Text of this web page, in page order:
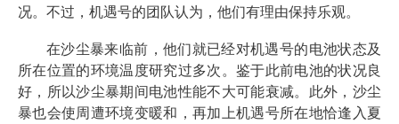
况。不过，机遇号的团队认为，他们有理由保持乐观。
在沙尘暴来临前，他们就已经对机遇号的电池状态及
所在位置的环境温度研究过多次。鉴于此前电池的状况良
好，所以沙尘暴期间电池性能不大可能衰减。此外，沙尘
暴也会使周遭环境变暖和，再加上机遇号所在地恰逢入夏